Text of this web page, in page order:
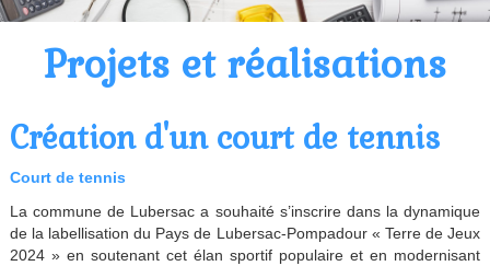
Projets et réalisations
Création d'un court de tennis
Court de tennis
La commune de Lubersac a souhaité s’inscrire dans la dynamique
de la labellisation du Pays de Lubersac-Pompadour « Terre de Jeux
2024 » en soutenant cet élan sportif populaire et en modernisant